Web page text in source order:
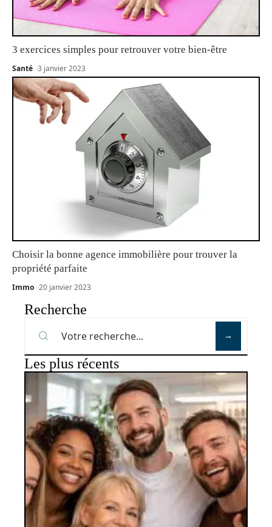
3 exercices simples pour retrouver votre bien-être
Santé 3 janvier 2023
Choisir la bonne agence immobilière pour trouver la
propriété parfaite
Immo 20 janvier 2023
Recherche
Les plus récents